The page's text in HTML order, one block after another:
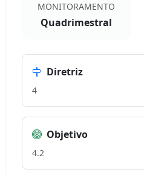
MONITORAMENTO
Quadrimestral
Diretriz
4
Objetivo
4.2